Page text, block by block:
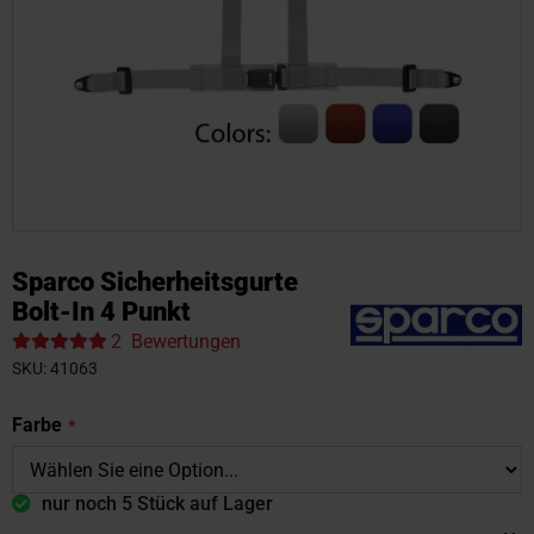
Sparco Sicherheitsgurte
Bolt-In 4 Punkt
2 Bewertungen
SKU 41063
Farbe
nur noch 5 Stück auf Lager
Anfang
der
Bildgalerie
springen